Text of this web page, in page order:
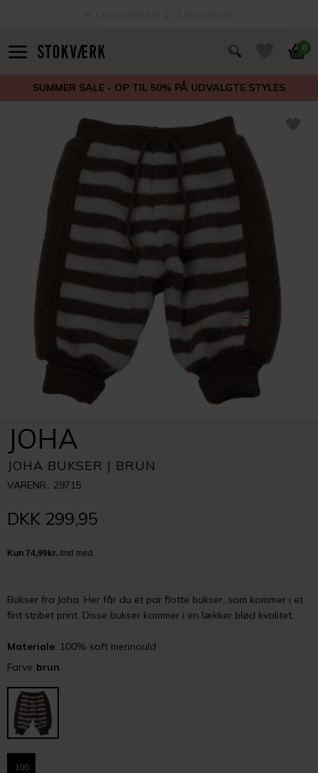
0
SUMMER SALE - OP TIL 50% PÅ UDVALGTE STYLES
JOHA
JOHA BUKSER | BRUN
VARENR.: 29715
DKK 299,95
Bukser fra Joha. Her får du et par flotte bukser, som kommer i et
fint stribet print. Disse bukser kommer i en lækker blød kvalitet.
Materiale: 100% soft merinould
Farve brun
100